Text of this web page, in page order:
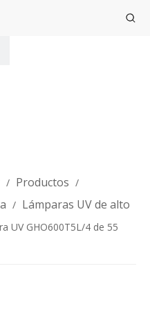
/ Productos /
/ Lámparas UV de alto
UV GHO600T5L/4 de 55